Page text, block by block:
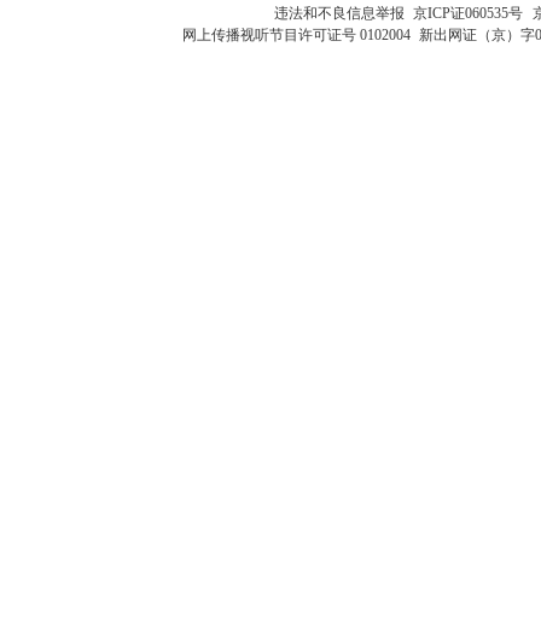
违法和不良信息举报 京ICP证060535号
网上传播视听节目许可证号 0102004 新出网证（京）